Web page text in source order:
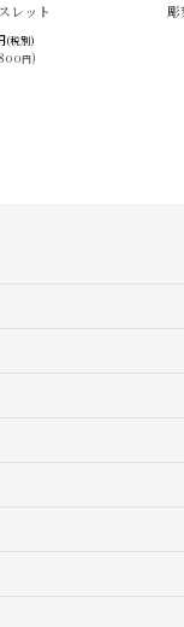
レット
(税別)
円)
彫